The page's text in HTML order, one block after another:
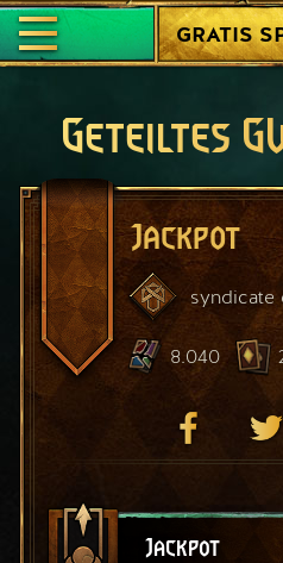
GRATIS
Geteiltes
Jackpot
syndicate
8.040
Jackpot